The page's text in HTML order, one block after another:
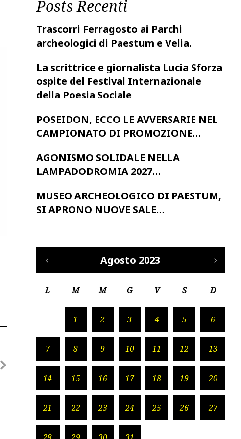
Posts Recenti
Trascorri Ferragosto ai Parchi
archeologici di Paestum e Velia.
La scrittrice e giornalista Lucia Sforza
ospite del Festival Internazionale
della Poesia Sociale
POSEIDON, ECCO LE AVVERSARIE NEL
CAMPIONATO DI PROMOZIONE…
AGONISMO SOLIDALE NELLA
LAMPADODROMIA 2027…
MUSEO ARCHEOLOGICO DI PAESTUM,
SI APRONO NUOVE SALE…
Agosto 2023
L M M G V S D
1 2 3 4 5 6
7 8 9 10 11 12 13
14 15 16 17 18 19 20
21 22 23 24 25 26 27